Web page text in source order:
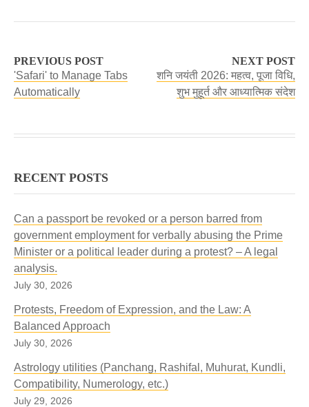
PREVIOUS POST
'Safari' to Manage Tabs
Automatically
NEXT POST
शनि जयंती 2026: महत्व, पूजा विधि,
शुभ मुहूर्त और आध्यात्मिक संदेश
RECENT POSTS
Can a passport be revoked or a person barred from
government employment for verbally abusing the Prime
Minister or a political leader during a protest? – A legal
analysis.
July 30, 2026
Protests, Freedom of Expression, and the Law: A
Balanced Approach
July 30, 2026
Astrology utilities (Panchang, Rashifal, Muhurat, Kundli,
Compatibility, Numerology, etc.)
July 29, 2026